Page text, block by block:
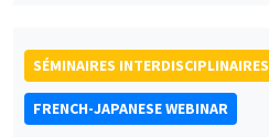
SÉMINAIRES INTERDISCIPLINAIRES
FRENCH-JAPANESE WEBINAR